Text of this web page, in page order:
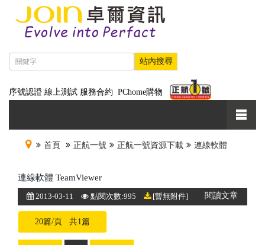
序號認證 線上測試 服務合約 PChome購物
首頁 正航一號 正航一號資源下載 連線軟體
連線軟體 TeamViewer
2013-03-11 點閱次數:995 [暫無附件] 閱讀文章
20篇/頁 共1篇